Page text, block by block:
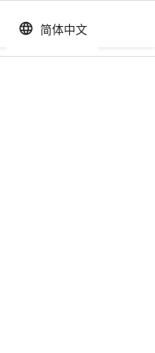
language 简体中文